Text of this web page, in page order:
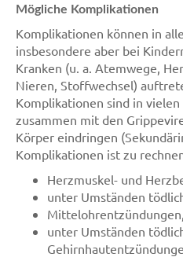
Mögliche Komplikationen
Komplikationen können in
insbesondere aber bei
Kranken (u. a. Atemwege,
Nieren, Stoffwechsel)
Komplikationen sind in
zusammen mit den
Körper eindringen
Komplikationen ist zu
Herzmuskel- und
unter Umständen
unter Umständen